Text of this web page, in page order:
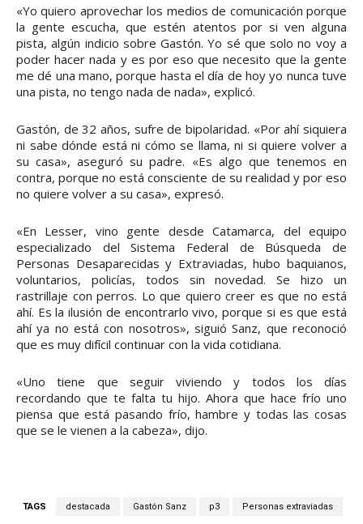
«Yo quiero aprovechar los medios de comunicación porque
la gente escucha, que estén atentos por si ven alguna
pista, algún indicio sobre Gastón. Yo sé que solo no voy a
poder hacer nada y es por eso que necesito que la gente
me dé una mano, porque hasta el día de hoy yo nunca tuve
una pista, no tengo nada de nada», explicó.
Gastón, de 32 años, sufre de bipolaridad. «Por ahí siquiera
ni sabe dónde está ni cómo se llama, ni si quiere volver a
su casa», aseguró su padre. «Es algo que tenemos en
contra, porque no está consciente de su realidad y por eso
no quiere volver a su casa», expresó.
«En Lesser, vino gente desde Catamarca, del equipo
especializado del Sistema Federal de Búsqueda de
Personas Desaparecidas y Extraviadas, hubo baquianos,
voluntarios, policías, todos sin novedad. Se hizo un
rastrillaje con perros. Lo que quiero creer es que no está
ahí. Es la ilusión de encontrarlo vivo, porque si es que está
ahí ya no está con nosotros», siguió Sanz, que reconoció
que es muy difícil continuar con la vida cotidiana.
«Uno tiene que seguir viviendo y todos los días
recordando que te falta tu hijo. Ahora que hace frío uno
piensa que está pasando frío, hambre y todas las cosas
que se le vienen a la cabeza», dijo.
TAGS destacada Gastón Sanz p3 Personas extraviadas